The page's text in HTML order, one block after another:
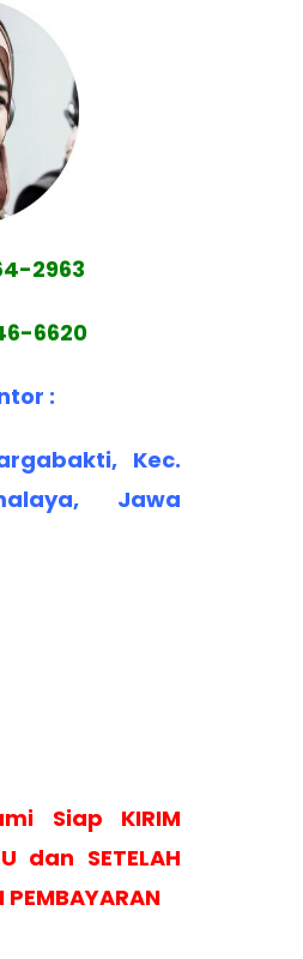
2963
6620
:
Kec.
Jawa
Siap KIRIM
dan SETELAH
PEMBAYARAN